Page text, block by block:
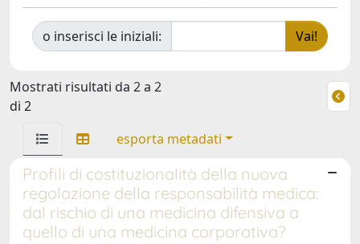
o inserisci le iniziali:
Mostrati risultati da 2 a 2
di 2
esporta metadati
Profili di costituzionalità della nuova
regolazione della responsabilità medica:
dal rischio di una medicina difensiva a
quello di una medicina corporativa?